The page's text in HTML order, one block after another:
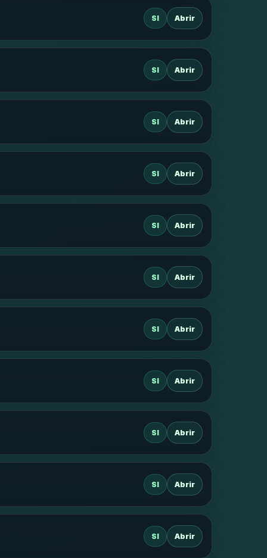
SI Abrir
SI Abrir
SI Abrir
SI Abrir
SI Abrir
SI Abrir
SI Abrir
SI Abrir
SI Abrir
SI Abrir
SI Abrir